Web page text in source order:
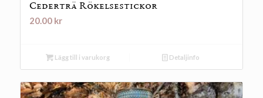
Cederträ Rökelsestickor
20.00 kr
Lägg till i varukorg Detaljinfo